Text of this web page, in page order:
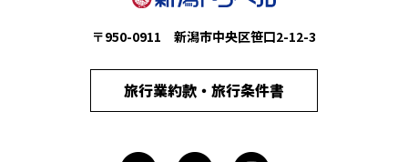
〒950-0911 新潟市中央区笹口2-12-3
旅行業約款・旅行条件書